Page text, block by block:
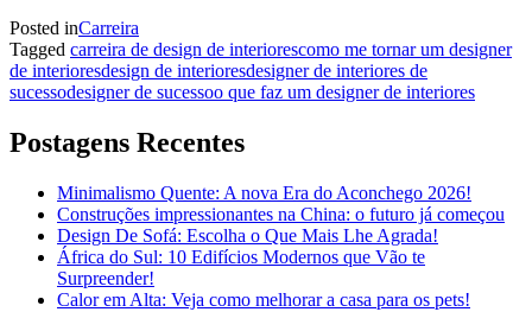
Posted inCarreira
Tagged carreira de design de interiorescomo me tornar um designer
de interioresdesign de interioresdesigner de interiores de
sucessodesigner de sucessoo que faz um designer de interiores
Postagens Recentes
Minimalismo Quente: A nova Era do Aconchego 2026!
Construções impressionantes na China: o futuro já começou
Design De Sofá: Escolha o Que Mais Lhe Agrada!
África do Sul: 10 Edifícios Modernos que Vão te
Surpreender!
Calor em Alta: Veja como melhorar a casa para os pets!